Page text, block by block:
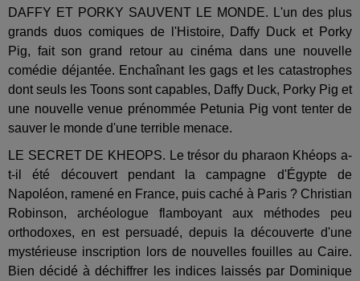
DAFFY ET PORKY SAUVENT LE MONDE. L'un des plus
grands duos comiques de l'Histoire, Daffy Duck et Porky
Pig, fait son grand retour au cinéma dans une nouvelle
comédie déjantée. Enchaînant les gags et les catastrophes
dont seuls les Toons sont capables, Daffy Duck, Porky Pig et
une nouvelle venue prénommée Petunia Pig vont tenter de
sauver le monde d'une terrible menace.
LE SECRET DE KHEOPS. Le trésor du pharaon Khéops a-
t-il été découvert pendant la campagne d'Égypte de
Napoléon, ramené en France, puis caché à Paris ? Christian
Robinson, archéologue flamboyant aux méthodes peu
orthodoxes, en est persuadé, depuis la découverte d'une
mystérieuse inscription lors de nouvelles fouilles au Caire.
Bien décidé à déchiffrer les indices laissés par Dominique